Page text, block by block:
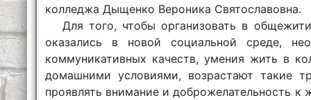
колледжа Дыщенко Вероника Святославовна.
Для того, чтобы организовать в
оказались в новой социальной среде,
коммуникативных качеств, умения жить в
домашними условиями, возрастают такие
проявлять внимание и доброжелательность